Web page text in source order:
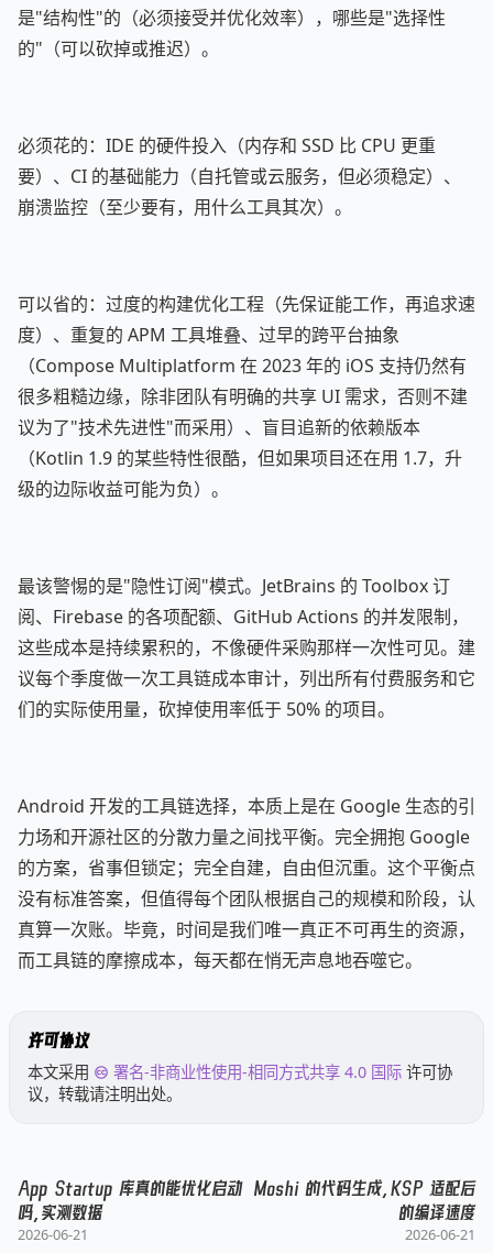
是"结构性"的（必须接受并优化效率），哪些是"选择性
的"（可以砍掉或推迟）。
必须花的：IDE 的硬件投入（内存和 SSD 比 CPU 更重
要）、CI 的基础能力（自托管或云服务，但必须稳定）、
崩溃监控（至少要有，用什么工具其次）。
可以省的：过度的构建优化工程（先保证能工作，再追求速
度）、重复的 APM 工具堆叠、过早的跨平台抽象
（Compose Multiplatform 在 2023 年的 iOS 支持仍然有
很多粗糙边缘，除非团队有明确的共享 UI 需求，否则不建
议为了"技术先进性"而采用）、盲目追新的依赖版本
（Kotlin 1.9 的某些特性很酷，但如果项目还在用 1.7，升
级的边际收益可能为负）。
最该警惕的是"隐性订阅"模式。JetBrains 的 Toolbox 订
阅、Firebase 的各项配额、GitHub Actions 的并发限制，
这些成本是持续累积的，不像硬件采购那样一次性可见。建
议每个季度做一次工具链成本审计，列出所有付费服务和它
们的实际使用量，砍掉使用率低于 50% 的项目。
Android 开发的工具链选择，本质上是在 Google 生态的引
力场和开源社区的分散力量之间找平衡。完全拥抱 Google
的方案，省事但锁定；完全自建，自由但沉重。这个平衡点
没有标准答案，但值得每个团队根据自己的规模和阶段，认
真算一次账。毕竟，时间是我们唯一真正不可再生的资源，
而工具链的摩擦成本，每天都在悄无声息地吞噬它。
许可协议
本文采用 署名-非商业性使用-相同方式共享 4.0 国际 许可协
议，转载请注明出处。
App Startup 库真的能优化启动
吗，实测数据
2026-06-21
Moshi 的代码生成，KSP 适配后
的编译速度
2026-06-21